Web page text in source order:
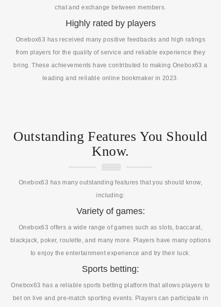
chat and exchange between members.
Highly rated by players
Onebox63 has received many positive feedbacks and high ratings
from players for the quality of service and reliable experience they
bring. These achievements have contributed to making Onebox63 a
leading and reliable online bookmaker in 2023.
Outstanding Features You Should
Know.
Onebox63 has many outstanding features that you should know,
including:
Variety of games:
Onebox63 offers a wide range of games such as slots, baccarat,
blackjack, poker, roulette, and many more. Players have many options
to enjoy the entertainment experience and try their luck.
Sports betting:
Onebox63 has a reliable sports betting platform that allows players to
bet on live and pre-match sporting events. Players can participate in